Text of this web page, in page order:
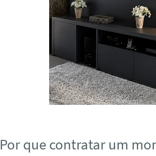
Por que contratar um